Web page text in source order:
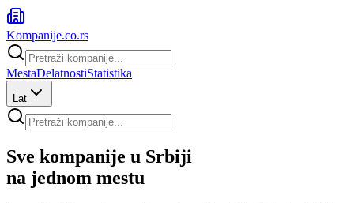
Kompanije.co.rs
MestaDelatnostiStatistika
Lat
Sve kompanije u Srbiji
na jednom mestu